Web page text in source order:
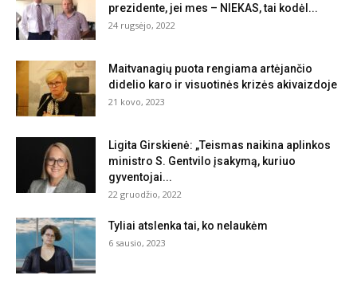
prezidente, jei mes – NIEKAS, tai kodėl...
24 rugsėjo, 2022
Maitvanagių puota rengiama artėjančio
didelio karo ir visuotinės krizės akivaizdoje
21 kovo, 2023
Ligita Girskienė: „Teismas naikina aplinkos
ministro S. Gentvilo įsakymą, kuriuo
gyventojai...
22 gruodžio, 2022
Tyliai atslenka tai, ko nelaukėm
6 sausio, 2023